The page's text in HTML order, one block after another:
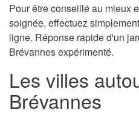
Pour être conseillé au mieux
soignée, effectuez
ligne. Réponse rapide d'un
Brévannes expérimenté.
Les villes
Brévannes